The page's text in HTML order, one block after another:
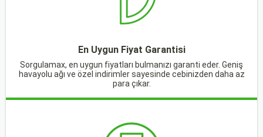
En Uygun Fiyat Garantisi
Sorgulamax, en uygun fiyatları bulmanızı garanti eder. Geniş
havayolu ağı ve özel indirimler sayesinde cebinizden daha az
para çıkar.